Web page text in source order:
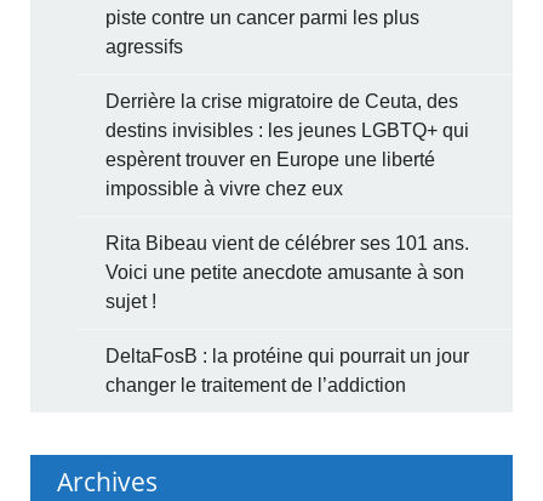
piste contre un cancer parmi les plus
agressifs
Derrière la crise migratoire de Ceuta, des
destins invisibles : les jeunes LGBTQ+ qui
espèrent trouver en Europe une liberté
impossible à vivre chez eux
Rita Bibeau vient de célébrer ses 101 ans.
Voici une petite anecdote amusante à son
sujet !
DeltaFosB : la protéine qui pourrait un jour
changer le traitement de l’addiction
Archives